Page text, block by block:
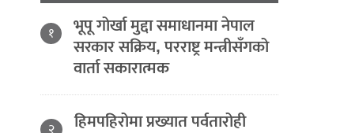
१ भूपू गोर्खा मुद्दा समाधानमा नेपाल
सरकार सक्रिय, परराष्ट्र मन्त्रीसँगको
वार्ता सकारात्मक
हिमपहिरोमा प्रख्यात पर्वतारोही